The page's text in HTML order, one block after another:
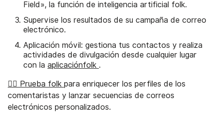
Field», la función de inteligencia artificial folk.
Supervise los resultados de su campaña de correo
electrónico.
Aplicación móvil: gestiona tus contactos y realiza
actividades de divulgación desde cualquier lugar
con la aplicaciónfolk .
👉🏼 Prueba folk para enriquecer los perfiles de los
comentaristas y lanzar secuencias de correos
electrónicos personalizados.